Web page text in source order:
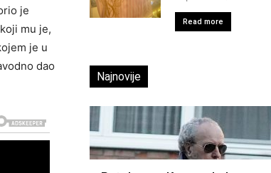
je
mu je,
je u
dao
Read more
Najnovije